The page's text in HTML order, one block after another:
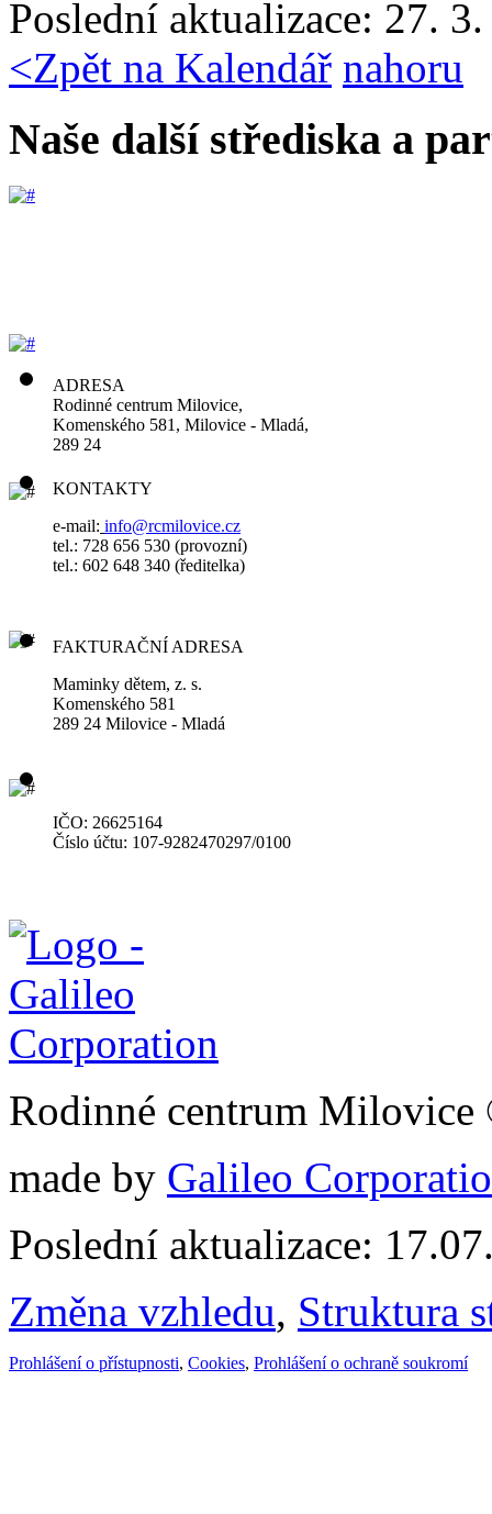
Poslední aktualizace: 27.
<Zpět na Kalendář nahoru
Naše další střediska a
ADRESA
Rodinné centrum Milovice,
Komenského 581, Milovice - Mladá,
289 24
KONTAKTY
e-mail: info@rcmilovice.cz
tel.: 728 656 530 (provozní)
tel.: 602 648 340 (ředitelka)
FAKTURAČNÍ ADRESA
Maminky dětem, z. s.
Komenského 581
289 24 Milovice - Mladá
IČO: 26625164
Číslo účtu: 107-9282470297/0100
Rodinné centrum
made by Galileo
Poslední aktualizace:
Změna vzhledu, Struktura
Prohlášení o přístupnosti, Cookies, Prohlášení o ochraně soukromí